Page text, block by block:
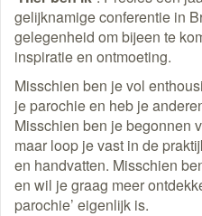
gelijknamige conferentie in
gelegenheid om bijeen te
inspiratie en ontmoeting.
Misschien ben je vol
je parochie en heb je
Misschien ben je begonnen
maar loop je vast in de
en handvatten. Misschien
en wil je graag meer
parochie’ eigenlijk is.